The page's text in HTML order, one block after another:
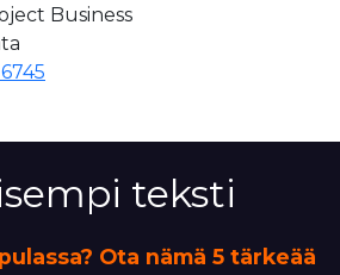
Business
teksti
Ota nämä 5 tärkeää